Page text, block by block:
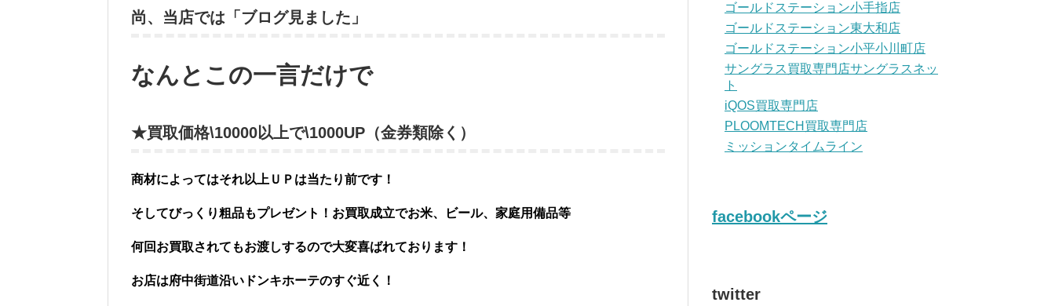
尚、当店では「ブログ見ました」
なんとこの一言だけで
★買取価格\10000以上で\1000UP（金券類除く）
商材によってはそれ以上ＵＰは当たり前です！
そしてびっくり粗品もプレゼント！お買取成立でお米、ビール、家庭用備品等
何回お買取されてもお渡しするので大変喜ばれております！
お店は府中街道沿いドンキホーテのすぐ近く！
ゴールドステーション小手指店
ゴールドステーション東大和店
ゴールドステーション小平小川町店
サングラス買取専門店サングラスネッ
ト
iQOS買取専門店
PLOOMTECH買取専門店
ミッションタイムライン
facebookページ
twitter